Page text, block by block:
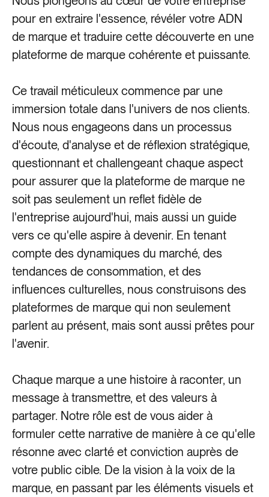
pour en extraire l'essence, révéler votre ADN
de marque et traduire cette découverte en une
plateforme de marque cohérente et puissante.
Ce travail méticuleux commence par une
immersion totale dans l'univers de nos clients.
Nous nous engageons dans un processus
d'écoute, d'analyse et de réflexion stratégique,
questionnant et challengeant chaque aspect
pour assurer que la plateforme de marque ne
soit pas seulement un reflet fidèle de
l'entreprise aujourd'hui, mais aussi un guide
vers ce qu'elle aspire à devenir. En tenant
compte des dynamiques du marché, des
tendances de consommation, et des
influences culturelles, nous construisons des
plateformes de marque qui non seulement
parlent au présent, mais sont aussi prêtes pour
l'avenir.
Chaque marque a une histoire à raconter, un
message à transmettre, et des valeurs à
partager. Notre rôle est de vous aider à
formuler cette narrative de manière à ce qu'elle
résonne avec clarté et conviction auprès de
votre public cible. De la vision à la voix de la
marque, en passant par les éléments visuels et